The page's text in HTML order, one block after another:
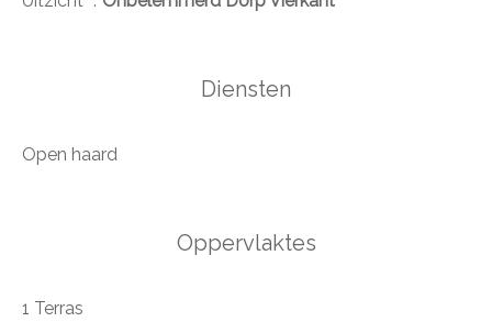
Diensten
Open haard
Oppervlaktes
1 Terras